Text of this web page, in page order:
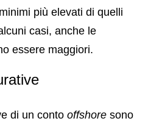
più elevati di quelli
casi, anche le
essere maggiori.
di un conto offshore sono